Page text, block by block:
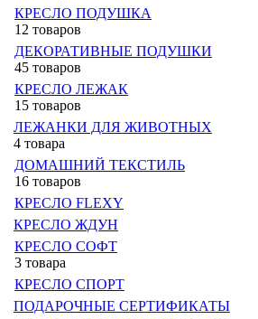
КРЕСЛО ПОДУШКА
12 товаров
ДЕКОРАТИВНЫЕ ПОДУШКИ
45 товаров
КРЕСЛО ЛЕЖАК
15 товаров
ЛЕЖАНКИ ДЛЯ ЖИВОТНЫХ
4 товара
ДОМАШНИЙ ТЕКСТИЛЬ
16 товаров
КРЕСЛО FLEXY
КРЕСЛО ЖДУН
КРЕСЛО СОФТ
3 товара
КРЕСЛО СПОРТ
ПОДАРОЧНЫЕ СЕРТИФИКАТЫ